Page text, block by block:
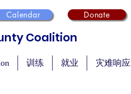
Calendar Donate
Coalition
训练 就业 灾难响应